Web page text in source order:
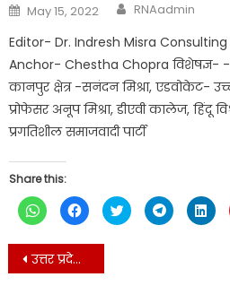
Posted
on
May 15, 2022 Author
RNAadmin
Editor- Dr. Indresh Misra
Anchor- Chestha Chopra विशेषज्ञ- -
कानपुर क्षेत्र -सनंदन मिश्रा, एडवोकेट-
प्रोफेसर अनूप मिश्रा, डीएवी कालेज, हिंदू
प्रगतिशील समाजवादी पार्टी
Share this:
Click
to
share
WhatsApp
(Opens
in
Click
to
share
in
Click
to
share
Click
to
share
to
Post
navigation
उत्तर प्रदेश- मुख्यमंत्री ने दिये उच्च शिक्षण संस्थानों के विभिन्न मानकों के जाँच के आदेश